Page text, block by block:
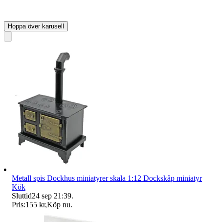
Hoppa över karusell
Metall spis Dockhus miniatyrer skala 1:12 Dockskåp miniatyr
Kök
Sluttid24 sep 21:39.
Pris:155 kr,Köp nu.